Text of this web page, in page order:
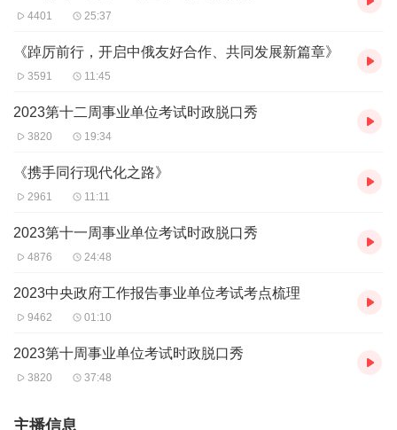
4401 25:37
《踔厉前行，开启中俄友好合作、共同发展新篇章》
3591 11:45
2023第十二周事业单位考试时政脱口秀
3820 19:34
《携手同行现代化之路》
2961 11:11
2023第十一周事业单位考试时政脱口秀
4876 24:48
2023中央政府工作报告事业单位考试考点梳理
9462 01:10
2023第十周事业单位考试时政脱口秀
3820 37:48
主播信息